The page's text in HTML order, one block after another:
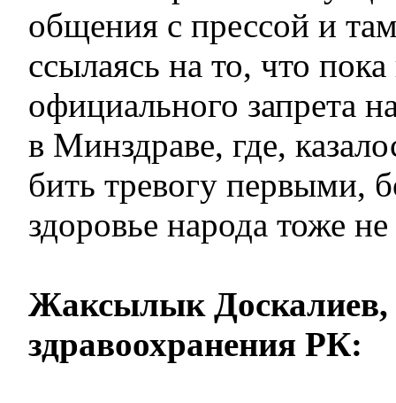
общения с прессой и
ссылаясь на то, что пока
официального запрета
в Минздраве, где,
бить тревогу первыми,
здоровье народа тоже
Жаксылык Доскалиев,
здравоохранения РК: